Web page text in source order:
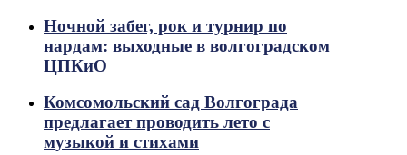
Ночной забег, рок и турнир по
нардам: выходные в волгоградском
ЦПКиО
Комсомольский сад Волгограда
предлагает проводить лето с
музыкой и стихами